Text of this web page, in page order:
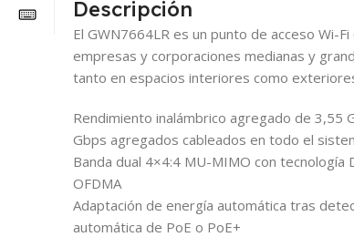
Descripción
El GWN7664LR es un punto de acceso Wi-
empresas y corporaciones medianas y
tanto en espacios interiores como
Rendimiento inalámbrico agregado de 3,55
Gbps agregados cableados en todo el
Banda dual 4×4:4 MU-MIMO con tecnología
OFDMA
Adaptación de energía automática tras
automática de PoE o PoE+